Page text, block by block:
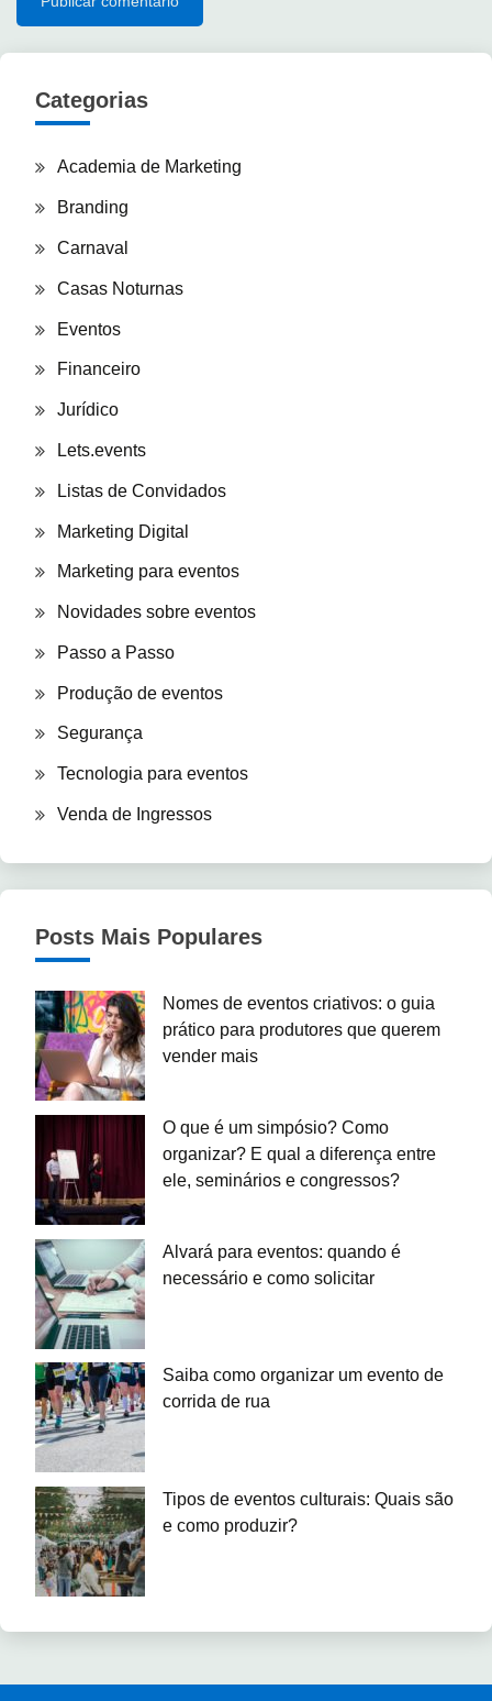
Categorias
Academia de Marketing
Branding
Carnaval
Casas Noturnas
Eventos
Financeiro
Jurídico
Lets.events
Listas de Convidados
Marketing Digital
Marketing para eventos
Novidades sobre eventos
Passo a Passo
Produção de eventos
Segurança
Tecnologia para eventos
Venda de Ingressos
Posts Mais Populares
Nomes de eventos criativos: o guia
prático para produtores que querem
vender mais
O que é um simpósio? Como
organizar? E qual a diferença entre
ele, seminários e congressos?
Alvará para eventos: quando é
necessário e como solicitar
Saiba como organizar um evento de
corrida de rua
Tipos de eventos culturais: Quais são
e como produzir?